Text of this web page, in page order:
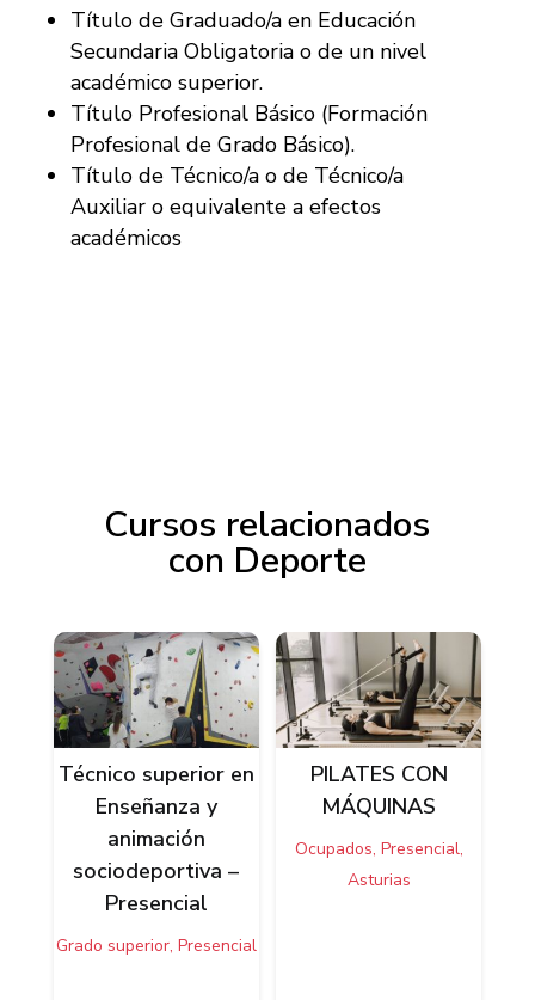
Título de Graduado/a en Educación
Secundaria Obligatoria o de un nivel
académico superior.
Título Profesional Básico (Formación
Profesional de Grado Básico).
Título de Técnico/a o de Técnico/a
Auxiliar o equivalente a efectos
académicos
Cursos relacionados
con Deporte
Técnico superior en
Enseñanza y
animación
sociodeportiva –
Presencial
Grado superior, Presencial
PILATES CON
MÁQUINAS
Ocupados, Presencial,
Asturias